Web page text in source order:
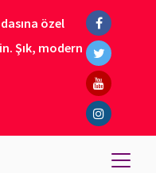
özel
Şık, modern